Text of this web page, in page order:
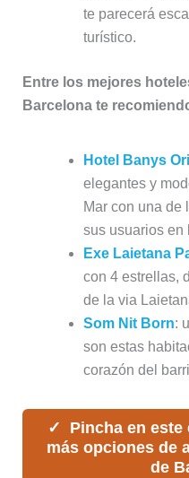
te parecerá
turístico.
Entre los mejores
Barcelona te
Hotel Banys
elegantes y
Mar con una de
sus usuarios en
Exe Laietana
con 4 estrellas,
de la via
Som Nit Born:
son estas
corazón del
Pincha en
más opciones de
de